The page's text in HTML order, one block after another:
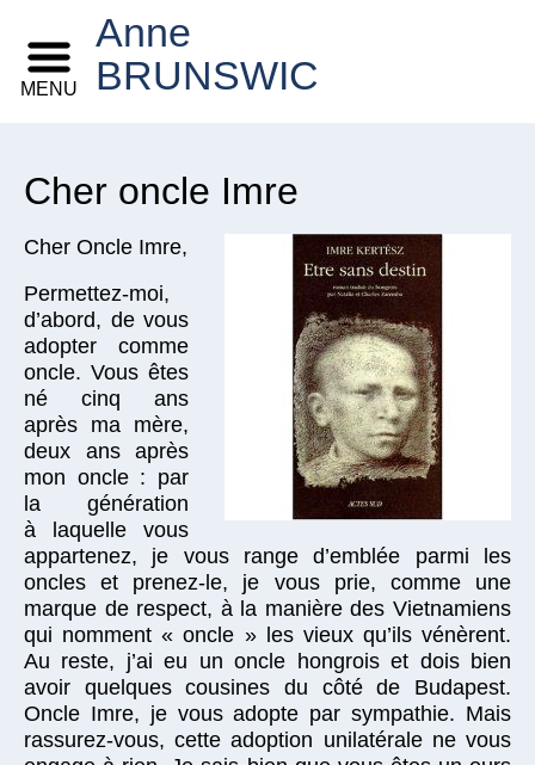
Anne
BRUNSWIC
MENU
Cher oncle Imre
Cher Oncle Imre,
Permettez-moi,
d’abord, de vous
adopter comme
oncle. Vous êtes
né cinq ans
après ma mère,
deux ans après
mon oncle : par
la génération
à laquelle vous
appartenez, je vous range d’emblée parmi les
oncles et prenez-le, je vous prie, comme une
marque de respect, à la manière des Vietnamiens
qui nomment « oncle » les vieux qu’ils vénèrent.
Au reste, j’ai eu un oncle hongrois et dois bien
avoir quelques cousines du côté de Budapest.
Oncle Imre, je vous adopte par sympathie. Mais
rassurez-vous, cette adoption unilatérale ne vous